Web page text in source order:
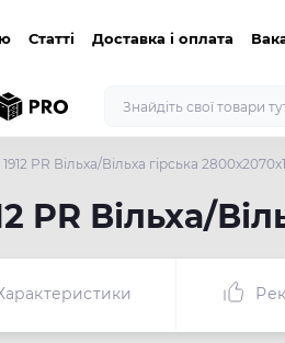
Статті Доставка і оплата
PR Вільха/Вільха гірська
PR Вільха/